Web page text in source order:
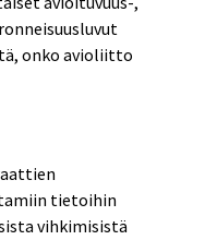
onko avioliitto
tietoihin
vihkimisistä